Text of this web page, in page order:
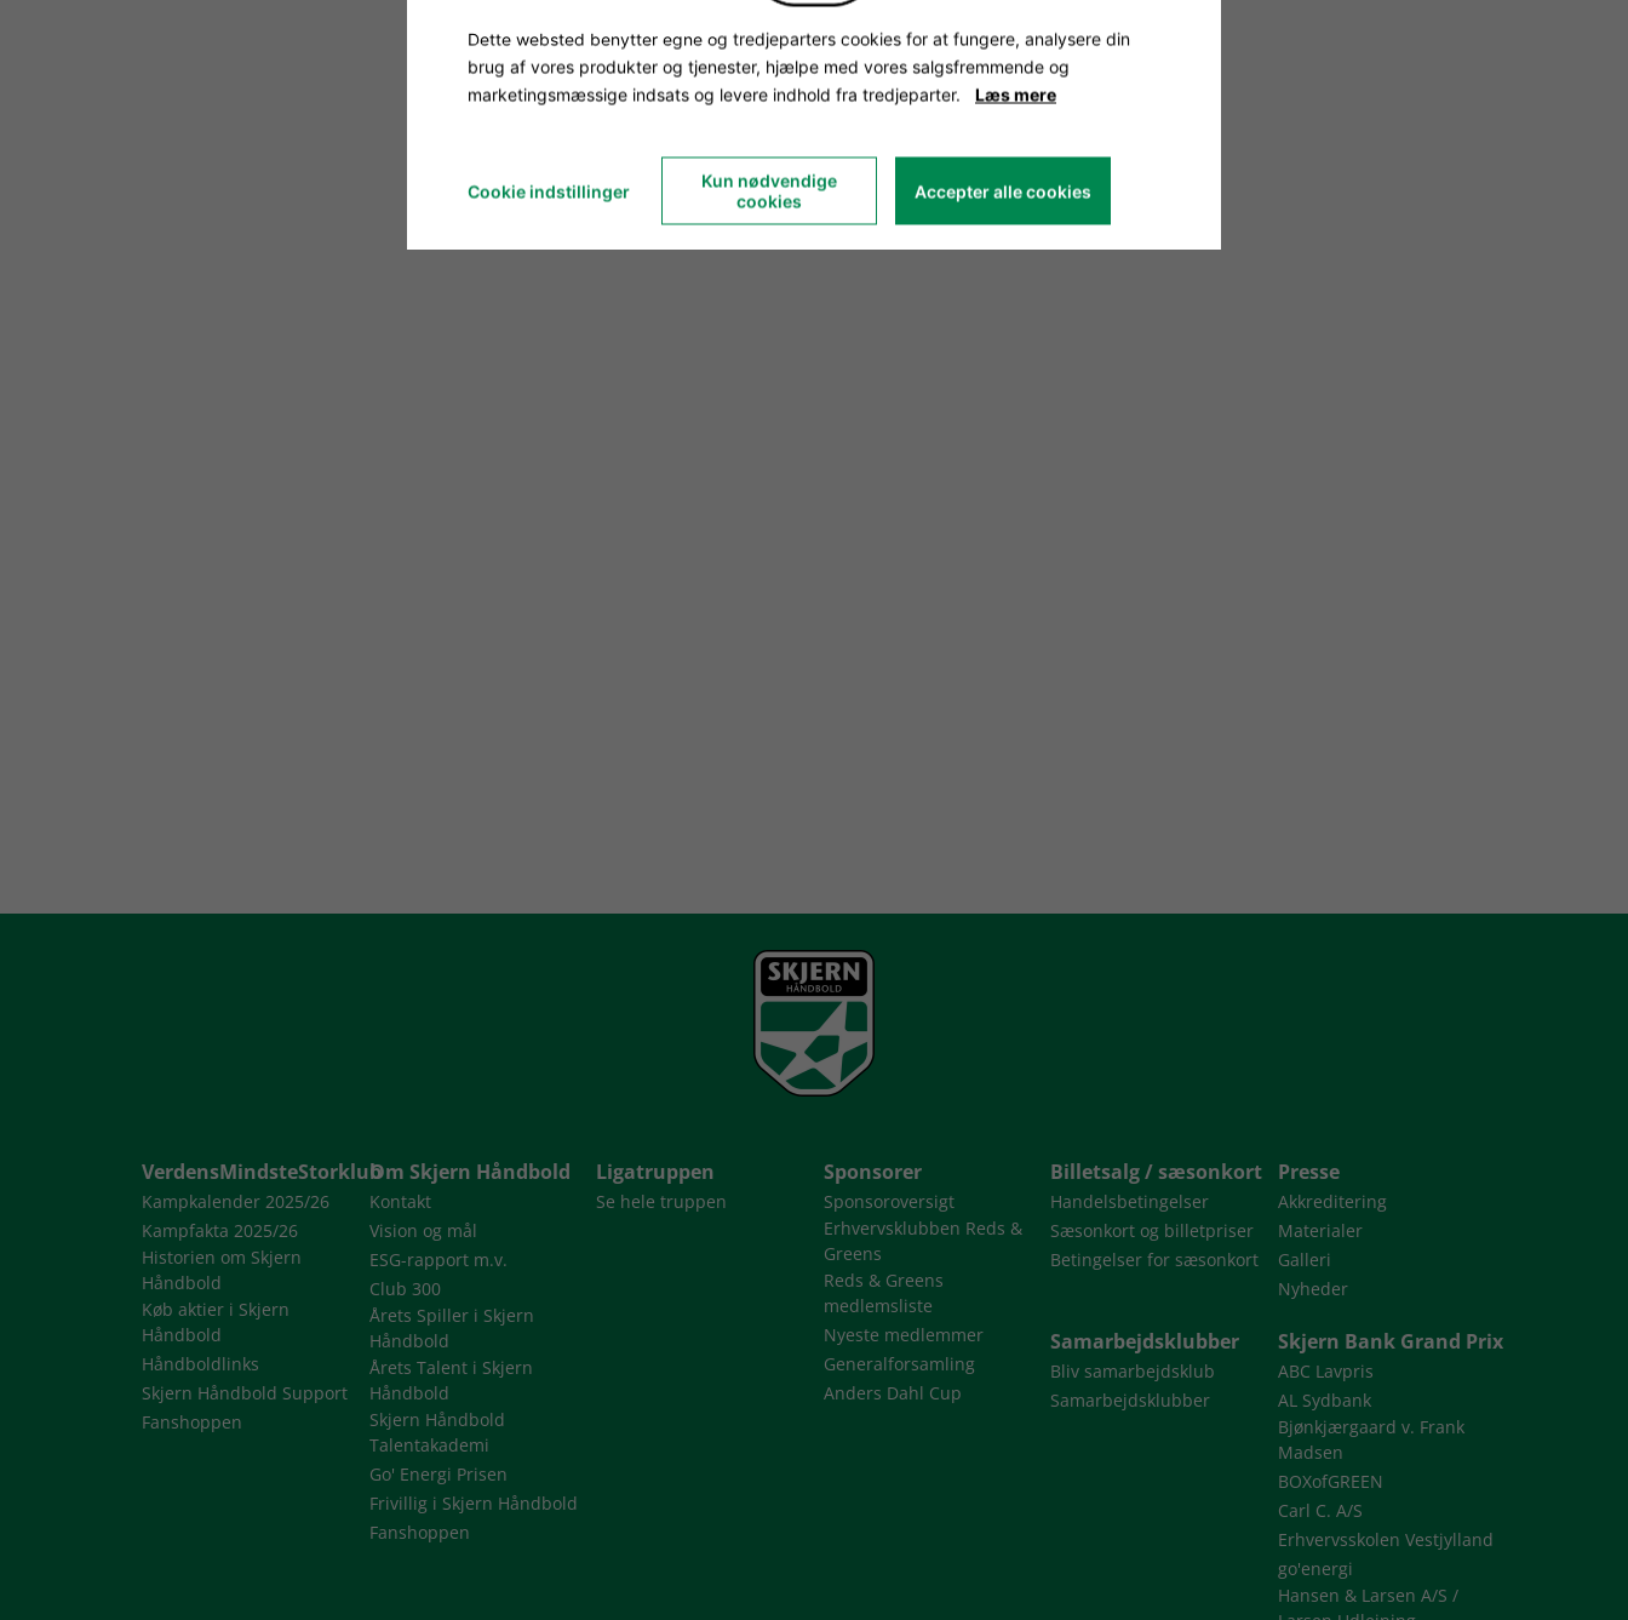
VerdensMindsteStorklub
Kampkalender 2025/26
Kampfakta 2025/26
Historien om Skjern
Håndbold
Køb aktier i Skjern
Håndbold
Håndboldlinks
Skjern Håndbold Support
Fanshoppen
Om Skjern Håndbold
Kontakt
Vision og mål
ESG-rapport m.v.
Club 300
Årets Spiller i Skjern
Håndbold
Årets Talent i Skjern
Håndbold
Skjern Håndbold
Talentakademi
Go' Energi Prisen
Frivillig i Skjern Håndbold
Fanshoppen
Ligatruppen
Se hele truppen
Sponsorer
Sponsoroversigt
Erhvervsklubben Reds &
Greens
Reds & Greens
medlemsliste
Nyeste medlemmer
Generalforsamling
Anders Dahl Cup
Billetsalg / sæsonkort
Handelsbetingelser
Sæsonkort og billetpriser
Betingelser for sæsonkort
Presse
Akkreditering
Materialer
Galleri
Nyheder
Samarbejdsklubber
Bliv samarbejdsklub
Samarbejdsklubber
Skjern Bank Grand Prix
ABC Lavpris
AL Sydbank
Bjønkjærgaard v. Frank
Madsen
BOXofGREEN
Carl C. A/S
Erhvervsskolen Vestjylland
go'energi
Hansen & Larsen A/S /
Dette websted benytter egne og tredjeparters cookies for at fungere, analysere din
brug af vores produkter og tjenester, hjælpe med vores salgsfremmende og
marketingsmæssige indsats og levere indhold fra tredjeparter. Læs mere
Cookie indstillinger
Kun nødvendige
cookies
Accepter alle cookies